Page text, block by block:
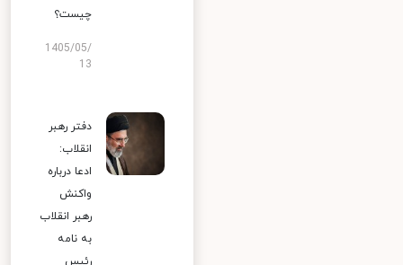
چیست؟
1405/05/
13
دفتر رهبر
انقلاب:
ادعا درباره
واکنش
رهبر انقلاب
به نامه
رئیس